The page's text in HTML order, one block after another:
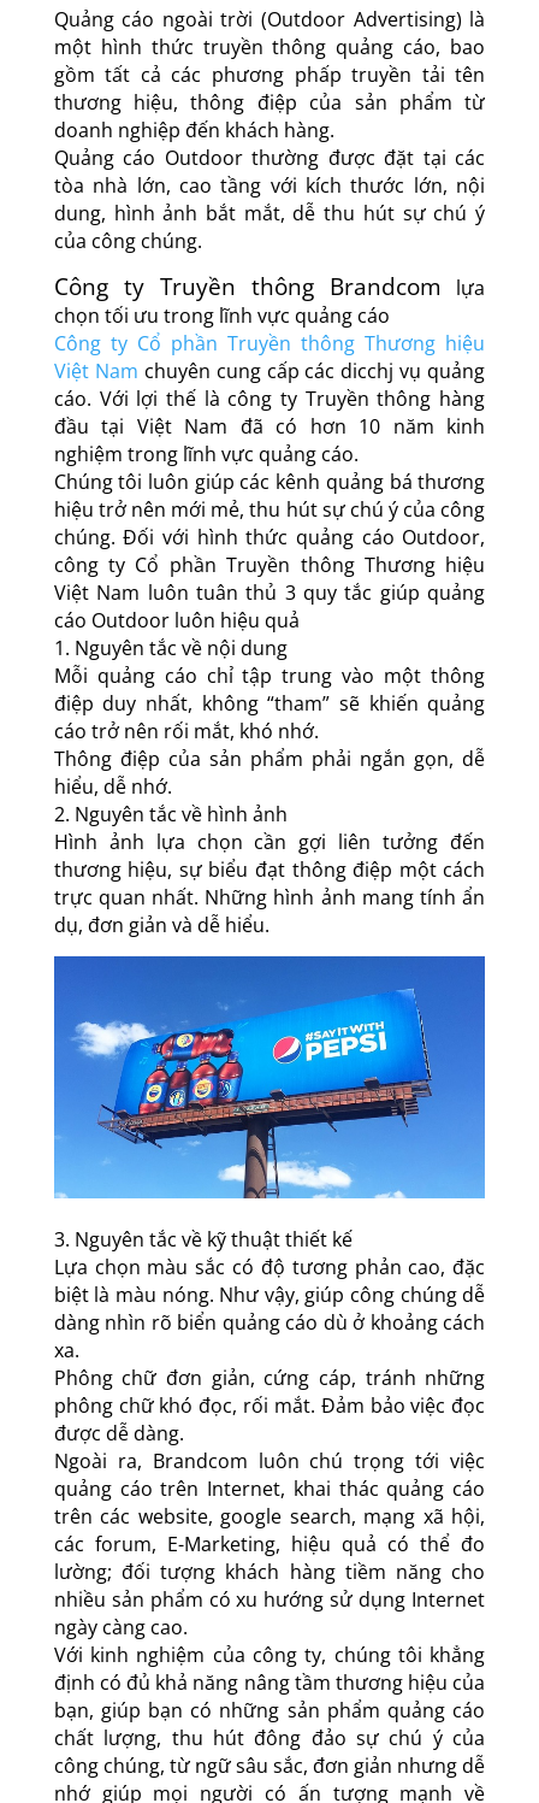
Quảng cáo ngoài trời (Outdoor Advertising) là
một hình thức truyền thông quảng cáo, bao
gồm tất cả các phương phấp truyền tải tên
thương hiệu, thông điệp của sản phẩm từ
doanh nghiệp đến khách hàng.
Quảng cáo Outdoor thường được đặt tại các
tòa nhà lớn, cao tầng với kích thước lớn, nội
dung, hình ảnh bắt mắt, dễ thu hút sự chú ý
của công chúng.
Công ty Truyền thông Brandcom lựa
chọn tối ưu trong lĩnh vực quảng cáo
Công ty Cổ phần Truyền thông Thương hiệu
Việt Nam chuyên cung cấp các dicchj vụ quảng
cáo. Với lợi thế là công ty Truyền thông hàng
đầu tại Việt Nam đã có hơn 10 năm kinh
nghiệm trong lĩnh vực quảng cáo.
Chúng tôi luôn giúp các kênh quảng bá thương
hiệu trở nên mới mẻ, thu hút sự chú ý của công
chúng. Đối với hình thức quảng cáo Outdoor,
công ty Cổ phần Truyền thông Thương hiệu
Việt Nam luôn tuân thủ 3 quy tắc giúp quảng
cáo Outdoor luôn hiệu quả
1. Nguyên tắc về nội dung
Mỗi quảng cáo chỉ tập trung vào một thông
điệp duy nhất, không “tham” sẽ khiến quảng
cáo trở nên rối mắt, khó nhớ.
Thông điệp của sản phẩm phải ngắn gọn, dễ
hiểu, dễ nhớ.
2. Nguyên tắc về hình ảnh
Hình ảnh lựa chọn cần gợi liên tưởng đến
thương hiệu, sự biểu đạt thông điệp một cách
trực quan nhất. Những hình ảnh mang tính ẩn
dụ, đơn giản và dễ hiểu.
3. Nguyên tắc về kỹ thuật thiết kế
Lựa chọn màu sắc có độ tương phản cao, đặc
biệt là màu nóng. Như vậy, giúp công chúng dễ
dàng nhìn rõ biển quảng cáo dù ở khoảng cách
xa.
Phông chữ đơn giản, cứng cáp, tránh những
phông chữ khó đọc, rối mắt. Đảm bảo việc đọc
được dễ dàng.
Ngoài ra, Brandcom luôn chú trọng tới việc
quảng cáo trên Internet, khai thác quảng cáo
trên các website, google search, mạng xã hội,
các forum, E-Marketing, hiệu quả có thể đo
lường; đối tượng khách hàng tiềm năng cho
nhiều sản phẩm có xu hướng sử dụng Internet
ngày càng cao.
Với kinh nghiệm của công ty, chúng tôi khẳng
định có đủ khả năng nâng tầm thương hiệu của
bạn, giúp bạn có những sản phẩm quảng cáo
chất lượng, thu hút đông đảo sự chú ý của
công chúng, từ ngữ sâu sắc, đơn giản nhưng dễ
nhớ giúp mọi người có ấn tượng mạnh về